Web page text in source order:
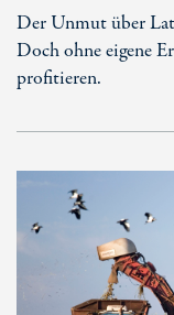
Der Unmut über
Doch ohne eigene
profitieren.